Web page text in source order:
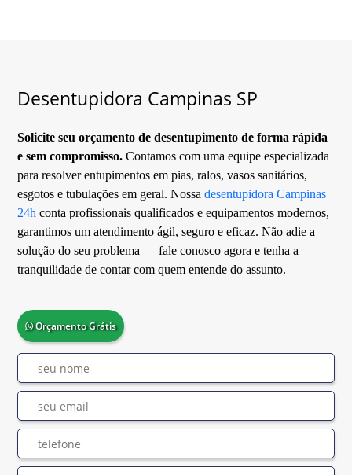
Desentupidora Campinas SP
Solicite seu orçamento de desentupimento de forma rápida
e sem compromisso. Contamos com uma equipe especializada
para resolver entupimentos em pias, ralos, vasos sanitários,
esgotos e tubulações em geral. Nossadesentupidora Campinas
24h conta profissionais qualificados e equipamentos modernos,
garantimos um atendimento ágil, seguro e eficaz. Não adie a
solução do seu problema — fale conosco agora e tenha a
tranquilidade de contar com quem entende do assunto.
Orçamento Grátis